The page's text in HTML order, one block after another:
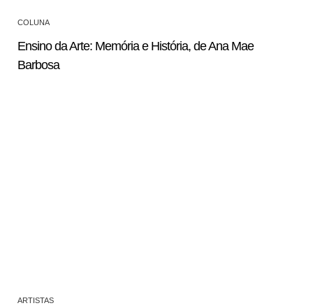
COLUNA
Ensino da Arte: Memória e História, de Ana Mae
Barbosa
ARTISTAS